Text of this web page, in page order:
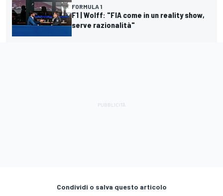
FORMULA 1
F1 | Wolff: "FIA come in un reality show,
serve razionalità"
Condividi o salva questo articolo